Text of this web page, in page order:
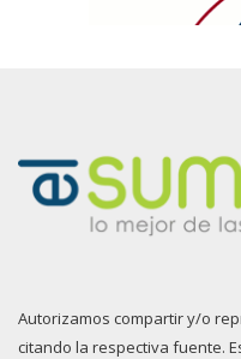
Autorizamos compartir y/o
citando la respectiva fuente.